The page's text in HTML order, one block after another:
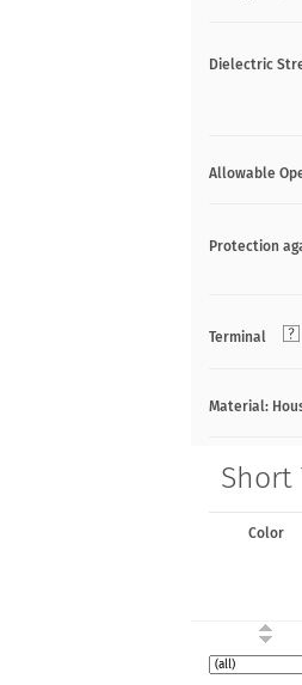
Dielectric
Allowable
Protection
Terminal
Material:
Short
Color